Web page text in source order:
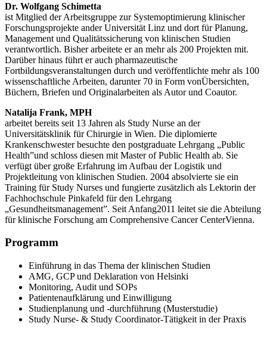
Dr. Wolfgang Schimetta
ist Mitglied der Arbeitsgruppe zur Systemoptimierung klinischer
Forschungsprojekte ander Universität Linz und dort für Planung,
Management und Qualitätssicherung von klinischen Studien
verantwortlich. Bisher arbeitete er an mehr als 200 Projekten mit.
Darüber hinaus führt er auch pharmazeutische
Fortbildungsveranstaltungen durch und veröffentlichte mehr als 100
wissenschaftliche Arbeiten, darunter 70 in Form vonÜbersichten,
Büchern, Briefen und Originalarbeiten als Autor und Coautor.
Natalija Frank, MPH
arbeitet bereits seit 13 Jahren als Study Nurse an der
Universitätsklinik für Chirurgie in Wien. Die diplomierte
Krankenschwester besuchte den postgraduate Lehrgang „Public
Health”und schloss diesen mit Master of Public Health ab. Sie
verfügt über große Erfahrung im Aufbau der Logistik und
Projektleitung von klinischen Studien. 2004 absolvierte sie ein
Training für Study Nurses und fungierte zusätzlich als Lektorin der
Fachhochschule Pinkafeld für den Lehrgang
„Gesundheitsmanagement”. Seit Anfang2011 leitet sie die Abteilung
für klinische Forschung am Comprehensive Cancer CenterVienna.
Programm
Einführung in das Thema der klinischen Studien
AMG, GCP und Deklaration von Helsinki
Monitoring, Audit und SOPs
Patientenaufklärung und Einwilligung
Studienplanung und -durchführung (Musterstudie)
Study Nurse- & Study Coordinator-Tätigkeit in der Praxis